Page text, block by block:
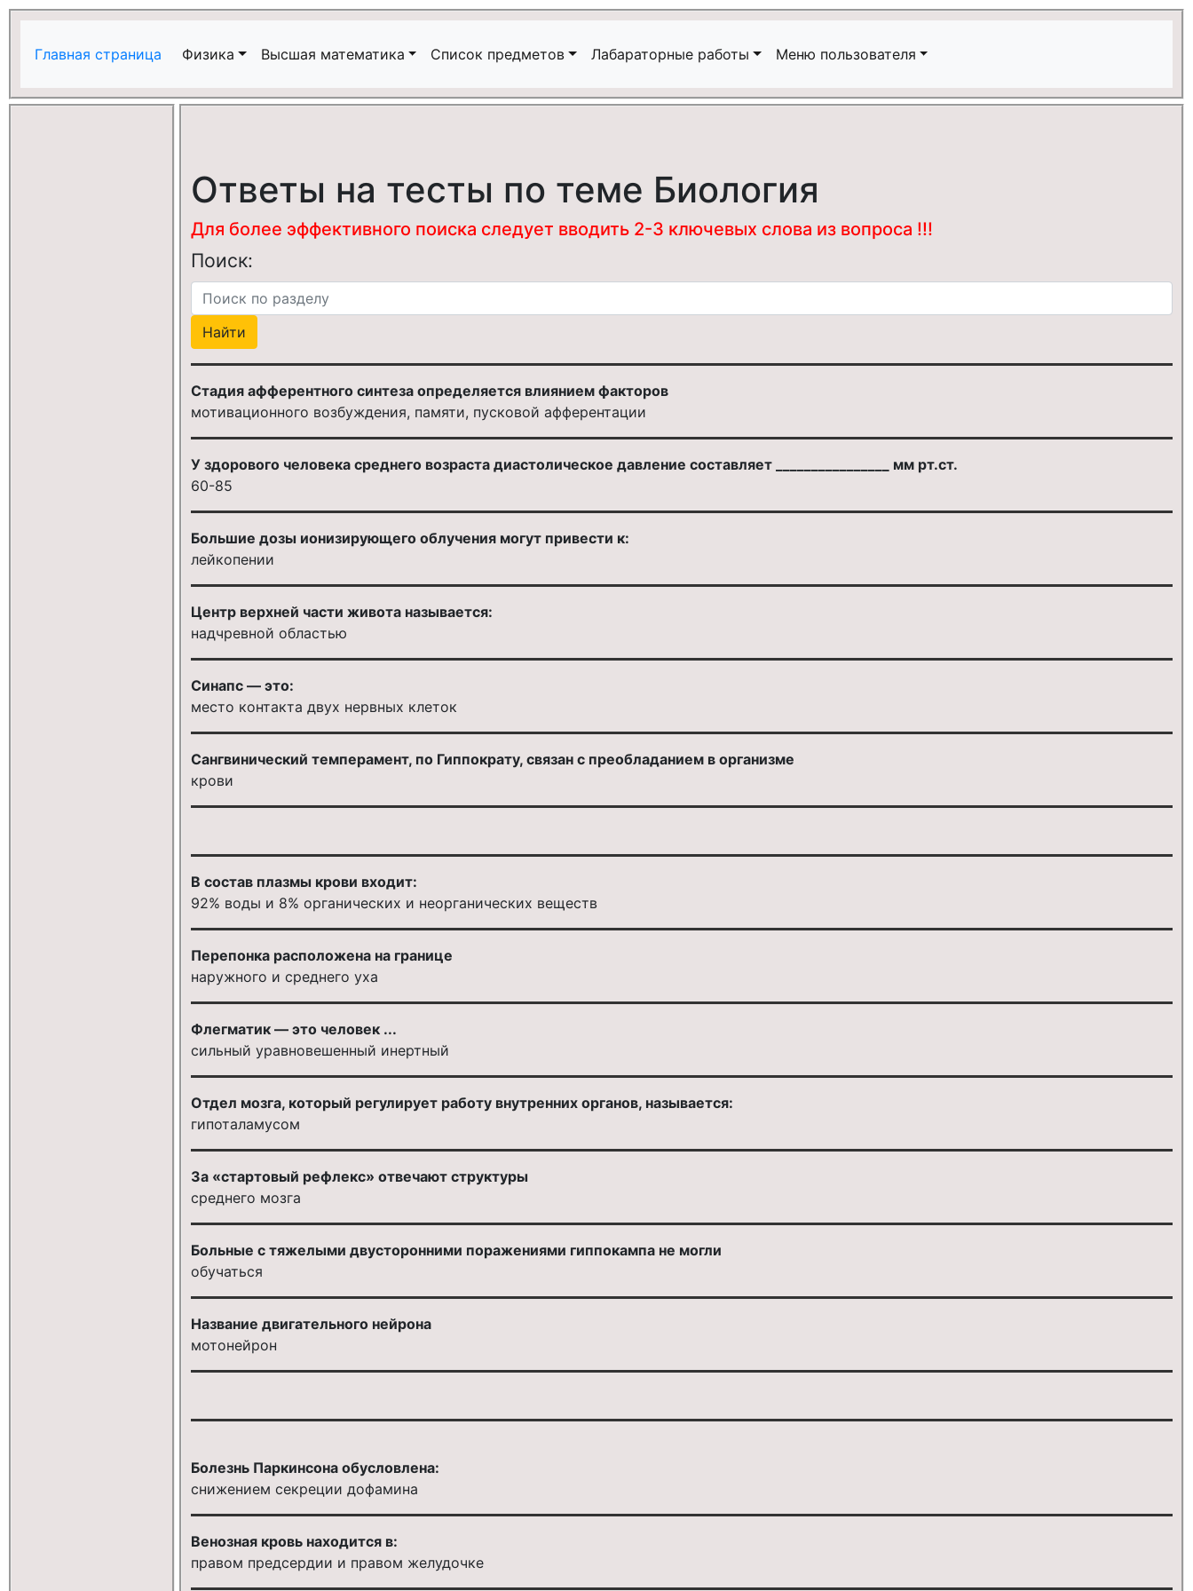
Главная страница Физика Высшая математика Список предметов Лабараторные работы Меню пользователя
Ответы на тесты по теме Биология
Для более эффективного поиска следует вводить 2-3 ключевых слова из вопроса !!!
Поиск:
Стадия афферентного синтеза определяется влиянием факторов
мотивационного возбуждения, памяти, пусковой афферентации
У здорового человека среднего возраста диастолическое давление составляет ________________ мм рт.ст.
60-85
Большие дозы ионизирующего облучения могут привести к:
лейкопении
Центр верхней части живота называется:
надчревной областью
Синапс — это:
место контакта двух нервных клеток
Сангвинический темперамент, по Гиппократу, связан с преобладанием в организме
крови
В состав плазмы крови входит:
92% воды и 8% органических и неорганических веществ
Перепонка расположена на границе
наружного и среднего уха
Флегматик — это человек ...
сильный уравновешенный инертный
Отдел мозга, который регулирует работу внутренних органов, называется:
гипоталамусом
За «стартовый рефлекс» отвечают структуры
среднего мозга
Больные с тяжелыми двусторонними поражениями гиппокампа не могли
обучаться
Название двигательного нейрона
мотонейрон
Болезнь Паркинсона обусловлена:
снижением секреции дофамина
Венозная кровь находится в:
правом предсердии и правом желудочке